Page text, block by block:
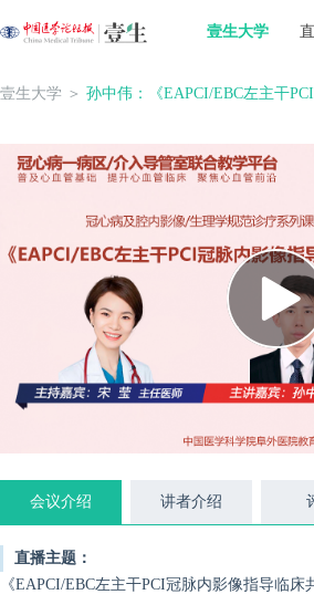
壹生大学
壹生大学 ＞ 孙中伟：《EAPCI/EBC左主干
会议介绍 讲者介绍
直播主题：
《EAPCI/EBC左主干PCI冠脉内影像指导临床